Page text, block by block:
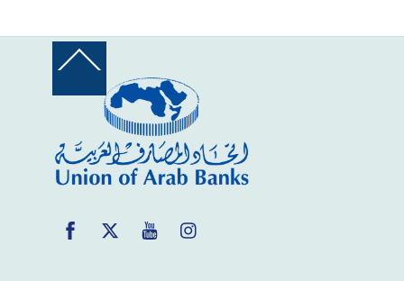
Back
Top
Facebook
Twitter YouTube